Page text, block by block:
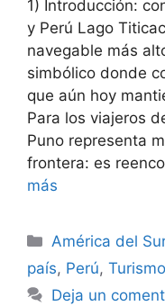
1) Introducción:
y Perú Lago
navegable más
simbólico donde
que aún hoy
Para los viajeros
Puno representa
frontera: es
más
Categorías
América del
país, Perú,
Deja un